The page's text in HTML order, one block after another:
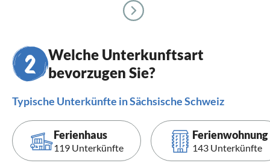
Welche Unterkunftsart
bevorzugen Sie?
Typische Unterkünfte in Sächsische Schweiz
Ferienhaus
119 Unterkünfte
Ferienwohnung
143 Unterkünfte